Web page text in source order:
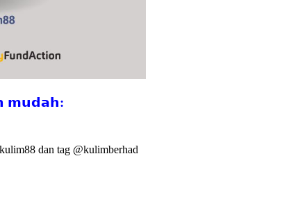
𝗺𝘂𝗱𝗮𝗵:
dan tag @kulimberhad